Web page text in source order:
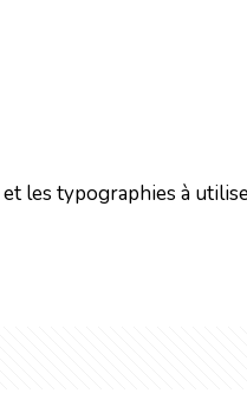
les typographies à